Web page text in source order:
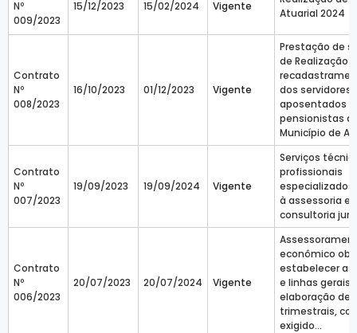
Nº
009/2023
15/12/2023 15/02/2024 Vigente
Atuarial 2024
Contrato
Nº
008/2023
16/10/2023 01/12/2023 Vigente
Prestação de
de Realização
dos servidores
aposentados e
pensionistas
Município de
Contrato
Nº
007/2023
19/09/2023 19/09/2024 Vigente
Serviços
profissionais
especializados
à assessoria e
consultoria
Contrato
Nº
006/2023
20/07/2023 20/07/2024 Vigente
econômico
estabelecer as
e linhas gerais
elaboração de
trimestrais,
exigido...